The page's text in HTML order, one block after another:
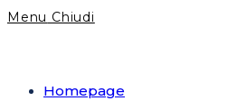
Menu Chiudi
Homepage